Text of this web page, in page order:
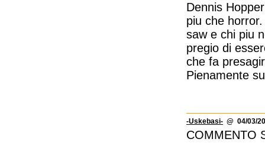
Dennis
piu che
saw e chi piu
pregio di
che fa
Pienamente
-Uskebasi- @ 04/03/
COMMENTO